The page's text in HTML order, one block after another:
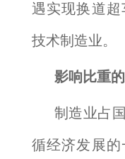
遇实现换道
技术制造业。
影响比重
制造业占
循经济发展